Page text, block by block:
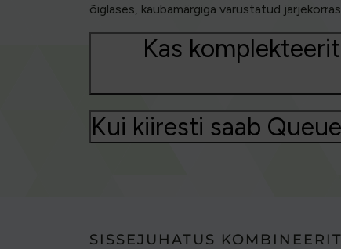
õiglases, kaubamärgiga varustatud
Kas
Kui kiiresti saab
SISSEJUHATUS